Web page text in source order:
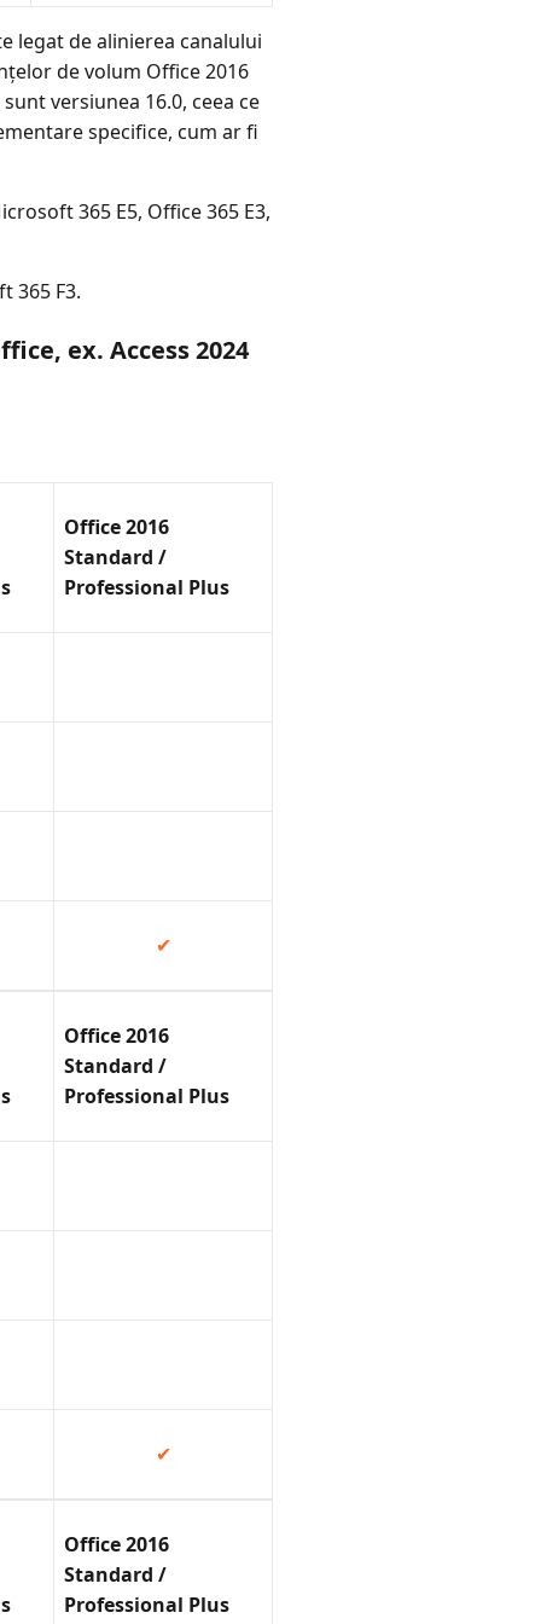
legat de alinierea canalului
de volum Office 2016
versiunea 16.0, ceea ce
specifice, cum ar fi
365 E5, Office 365 E3,
365 F3.
ex. Access 2024
Office 2016
Standard /
Professional Plus
✔
Office 2016
Standard /
Professional Plus
✔
Office 2016
Standard /
Professional Plus